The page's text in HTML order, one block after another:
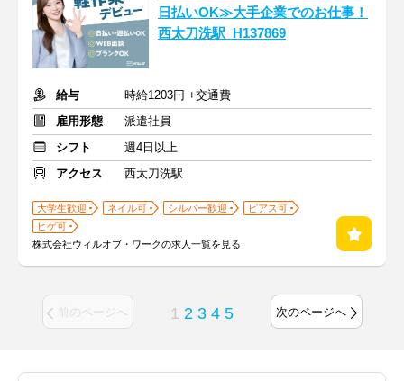
日払いOK≫大手企業でのお仕事！
西太刀洗駅_H137869
給与
時給1203円 +交通費
雇用形態
派遣社員
シフト
週4日以上
アクセス
西太刀洗駅
大学生歓迎 ネイル可 シルバー歓迎
ピアス可
ヒゲ可
株式会社ウィルオブ・ワークの求人一覧を見る
前のページへ 1 2 3 4 5 次のページへ